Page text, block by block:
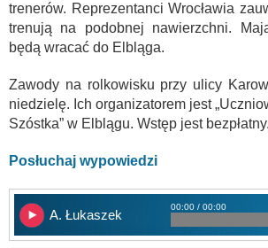
trenerów. Reprezentanci Wrocławia
trenują na podobnej nawierzchni.
będą wracać do Elbląga.
Zawody na rolkowisku przy ulicy
niedzielę. Ich organizatorem jest
Szóstka” w Elblągu. Wstęp jest bezpłatny.
Posłuchaj wypowiedzi
A. Łukaszek
00:00 / 00:00